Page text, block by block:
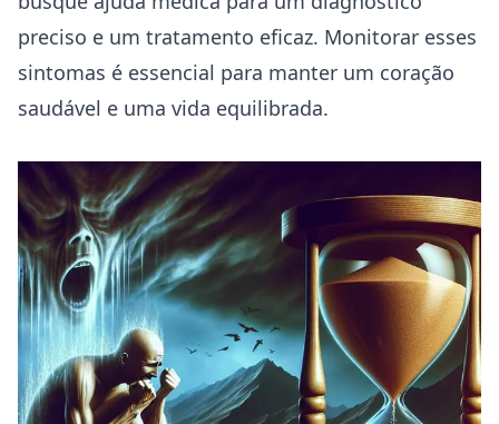
preciso e um tratamento eficaz. Monitorar esses
sintomas é essencial para manter um coração
saudável e uma vida equilibrada.